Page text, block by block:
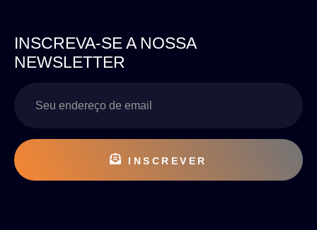
INSCREVA-SE A NOSSA
NEWSLETTER
INSCREVER